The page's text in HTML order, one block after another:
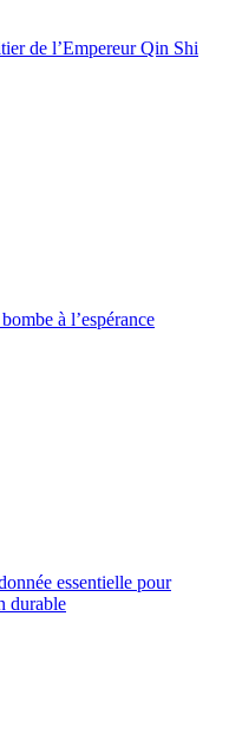
de l’Empereur Qin Shi
à l’espérance
essentielle pour
durable